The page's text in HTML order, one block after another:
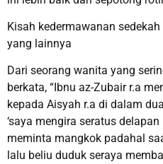
Kisah kedermawanan
yang lainnya
Dari seorang wanita yang
berkata, “Ibnu az-Zubair r.a
kepada Aisyah r.a di dalam
‘saya mengira seratus
meminta mangkok padahal
lalu beliu duduk seraya